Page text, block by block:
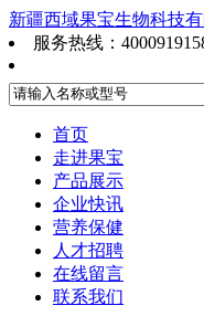
新疆西域果宝生物科技有
服务热线：
首页
走进果宝
产品展示
企业快讯
营养保健
人才招聘
在线留言
联系我们